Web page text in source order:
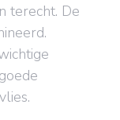
terecht. De